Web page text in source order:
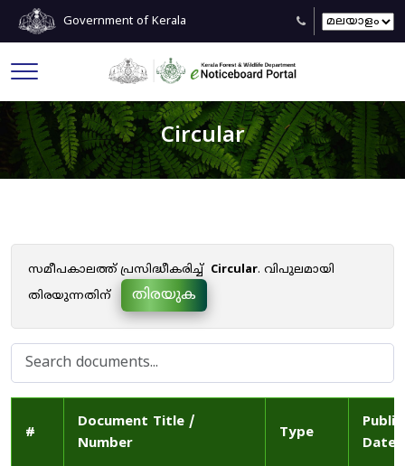
Government of Kerala
Circular
സമീപകാലത്ത് പ്രസിദ്ധീകരിച്ച് Circular. വിപുലമായി
തിരയുന്നതിന്
തിരയുക
#
Document Title /
Number
Type
Date